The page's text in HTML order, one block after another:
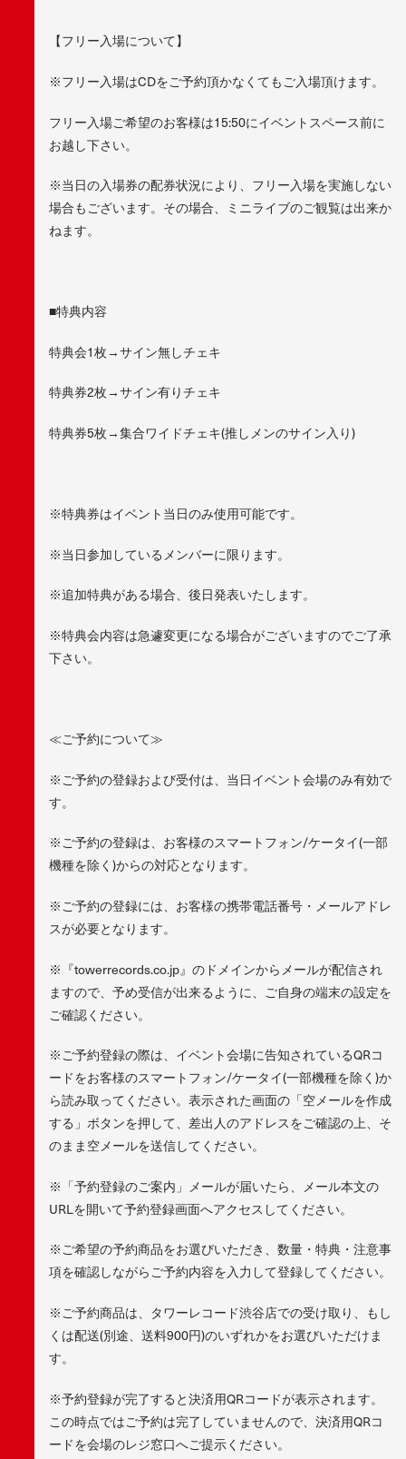
【フリー入場について】
※フリー入場はCDをご予約頂かなくてもご入場頂けます。
フリー入場ご希望のお客様は15:50にイベントスペース前に
お越し下さい。
※当日の入場券の配券状況により、フリー入場を実施しない
場合もございます。その場合、ミニライブのご観覧は出来か
ねます。
■特典内容
特典会1枚→サイン無しチェキ
特典券2枚→サイン有りチェキ
特典券5枚→集合ワイドチェキ(推しメンのサイン入り)
※特典券はイベント当日のみ使用可能です。
※当日参加しているメンバーに限ります。
※追加特典がある場合、後日発表いたします。
※特典会内容は急遽変更になる場合がございますのでご了承
下さい。
≪ご予約について≫
※ご予約の登録および受付は、当日イベント会場のみ有効で
す。
※ご予約の登録は、お客様のスマートフォン/ケータイ(一部
機種を除く)からの対応となります。
※ご予約の登録には、お客様の携帯電話番号・メールアドレ
スが必要となります。
※『towerrecords.co.jp』のドメインからメールが配信され
ますので、予め受信が出来るように、ご自身の端末の設定を
ご確認ください。
※ご予約登録の際は、イベント会場に告知されているQRコ
ードをお客様のスマートフォン/ケータイ(一部機種を除く)か
ら読み取ってください。表示された画面の「空メールを作成
する」ボタンを押して、差出人のアドレスをご確認の上、そ
のまま空メールを送信してください。
※「予約登録のご案内」メールが届いたら、メール本文の
URLを開いて予約登録画面へアクセスしてください。
※ご希望の予約商品をお選びいただき、数量・特典・注意事
項を確認しながらご予約内容を入力して登録してください。
※ご予約商品は、タワーレコード渋谷店での受け取り、もし
くは配送(別途、送料900円)のいずれかをお選びいただけま
す。
※予約登録が完了すると決済用QRコードが表示されます。
この時点ではご予約は完了していませんので、決済用QRコ
ードを会場のレジ窓口へご提示ください。